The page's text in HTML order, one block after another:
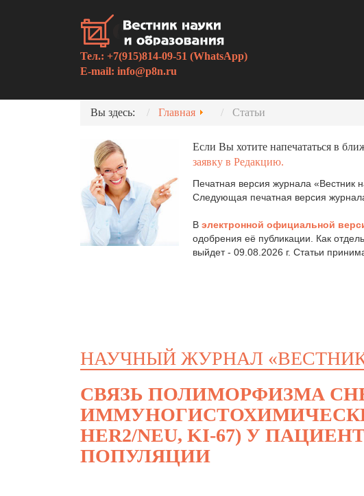
Тел.: +7(915)814-09-51 (WhatsApp)
E-mail: info@p8n.ru
Вы здесь: Главная Статьи
Если Вы хотите напечататься в
заявку в Редакцию.
Печатная версия журнала «Вестник
Следующая печатная версия
В электронной официальной
одобрения её публикации. Как
выйдет - 09.08.2026 г. Статьи
НАУЧНЫЙ ЖУРНАЛ
СВЯЗЬ ПОЛИМОРФИЗМА
HER2/NEU, KI-67) У
ПОПУЛЯЦИИ